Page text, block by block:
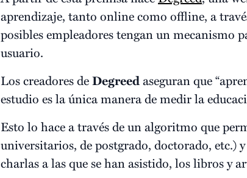
aprendizaje, tanto online como offline, a
posibles empleadores tengan un mecanismo
usuario.
Los creadores deDegreedaseguran que
estudio es la única manera de medir la
Esto lo hace a través de un algoritmo que
universitarios, de postgrado, doctorado, etc.)
charlas a las que se han asistido, los libros y